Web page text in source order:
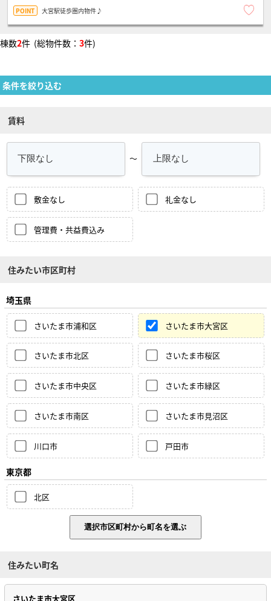
大宮駅徒歩圏内物件♪
棟数2件 (総物件数： 3件)
条件を絞り込む
賃料
～
敷金なし 礼金なし
管理費・共益費込み
住みたい市区町村
埼玉県
さいたま市浦和区 さいたま市大宮区
さいたま市北区 さいたま市桜区
さいたま市中央区 さいたま市緑区
さいたま市南区 さいたま市見沼区
川口市 戸田市
東京都
北区
住みたい町名
さいたま市大宮区